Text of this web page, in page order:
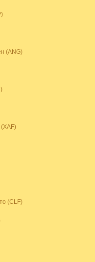
(ANG)
(CLF)